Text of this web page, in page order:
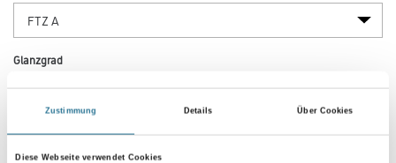
Zustimmung Details Über Cookies
Diese Webseite verwendet Cookies
Glanzgrad